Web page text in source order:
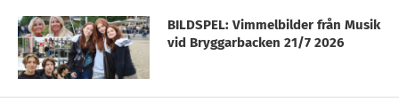
BILDSPEL: Vimmelbilder från Musik
vid Bryggarbacken 21/7 2026